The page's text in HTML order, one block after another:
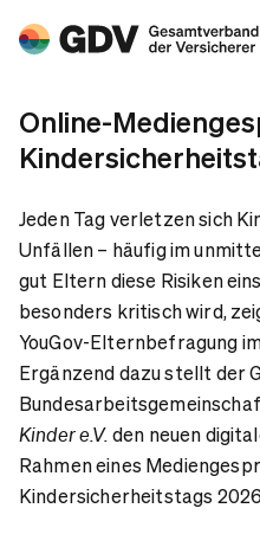
Online-
Jeden Tag verletzen sich
Unfällen – häufig im
gut Eltern diese Risiken
besonders kritisch wird,
YouGov-Elternbefragung
Ergänzend dazu stellt der
Kinder e.V. den neuen
Rahmen eines
Kindersicherheitstags